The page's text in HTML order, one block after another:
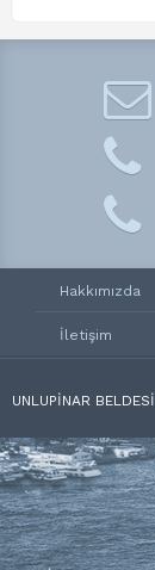
Hakkımızda
İletişim
UNLUPINAR BELDESI